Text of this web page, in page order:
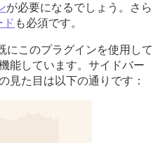
が必要になるでしょう。さら
ド も必須です。
にこのプラグインを使用して
能しています。サイドバー
見た目は以下の通りです：